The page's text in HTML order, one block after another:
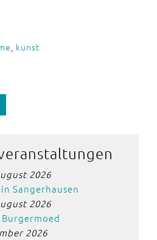
, kunst
2026
Sangerhausen
2026
Burgermoed
2026